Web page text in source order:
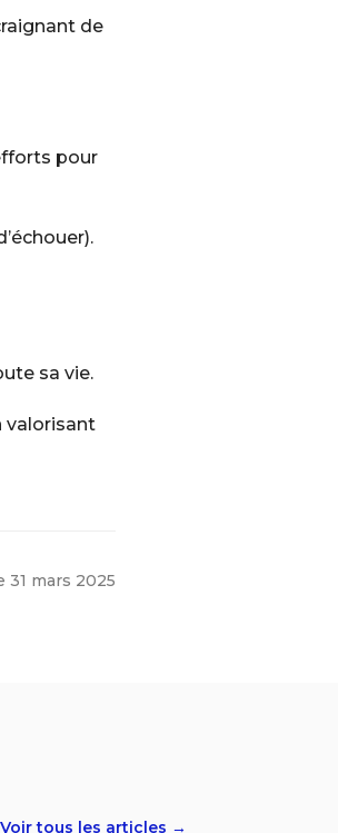
de
pour
sa vie.
valorisant
31 mars 2025
Voir tous les articles →